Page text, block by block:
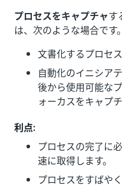
プロセスをキャプチャす
は、次のような場合です。
文書化するプロセ
自動化のイニシア
後から使用可能な
ォーカスをキャプ
利点:
プロセスの完了に
速に取得します。
プロセスをすばや